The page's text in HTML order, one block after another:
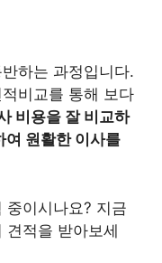
하는 과정입니다.
비교를 통해 보다
비용을 잘 비교하
여 원활한 이사를
중이시나요? 지금
견적을 받아보세